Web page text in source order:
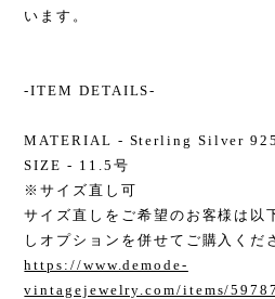
います。
-ITEM DETAILS-
MATERIAL - Sterling Silver 925
SIZE - 11.5号
※サイズ直し可
サイズ直しをご希望のお客様は以
しオプションを併せてご購入くだ
https://www.demode-
vintagejewelry.com/items/